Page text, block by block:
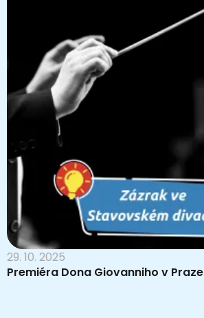
29. 10. 2025
Premiéra Dona Giovanniho v Praze